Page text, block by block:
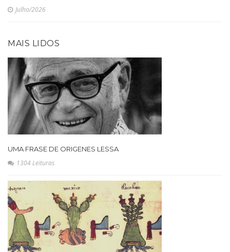
Julho/2026
MAIS LIDOS
UMA FRASE DE ORIGENES LESSA
1304 Leituras